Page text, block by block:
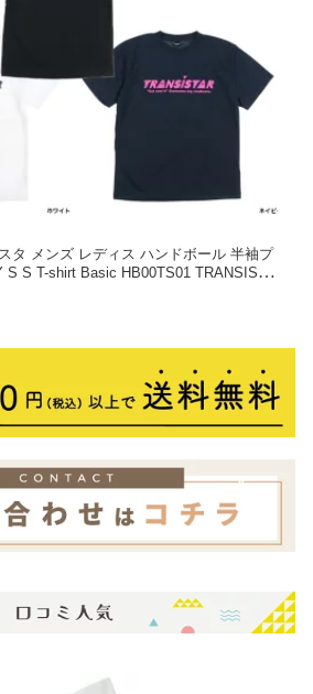
タ メンズ レディス ハンドボール 半袖プ
S S T-shirt Basic HB00TS01 TRANSISTA